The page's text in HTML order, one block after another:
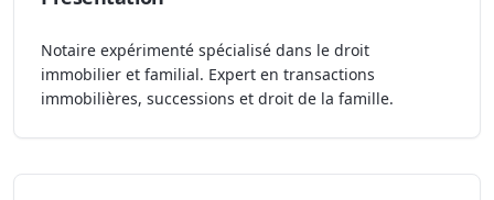
Notaire expérimenté spécialisé dans le droit
immobilier et familial. Expert en transactions
immobilières, successions et droit de la famille.